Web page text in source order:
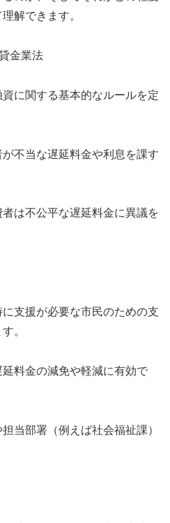
解できます。
金業法
に関する基本的なルールを定
不当な遅延料金や利息を課す
は不公平な遅延料金に異議を
支援が必要な市民のための支
。
料金の減免や軽減に有効で
当部署（例えば社会福祉課）